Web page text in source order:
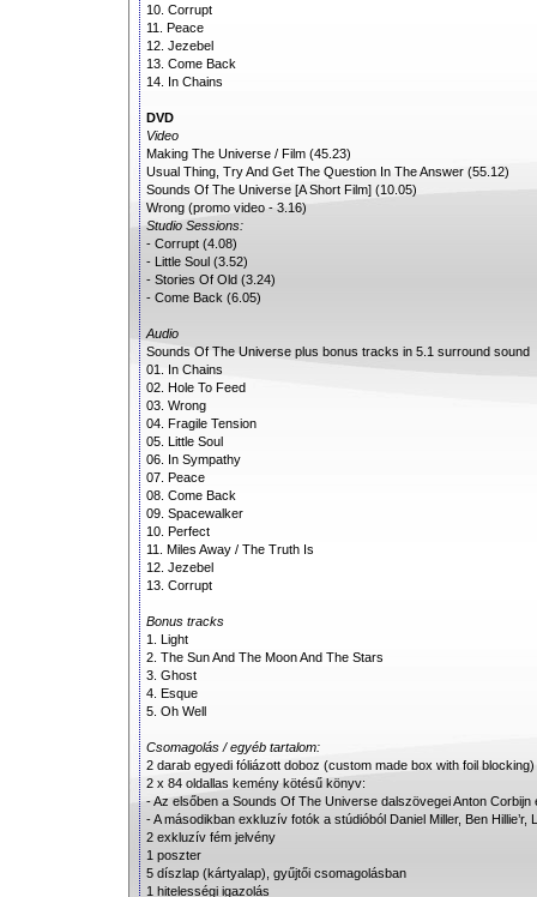
10. Corrupt
11. Peace
12. Jezebel
13. Come Back
14. In Chains
DVD
Video
Making The Universe / Film (45.23)
Usual Thing, Try And Get The Question In The Answer (55.12)
Sounds Of The Universe [A Short Film] (10.05)
Wrong (promo video - 3.16)
Studio Sessions:
- Corrupt (4.08)
- Little Soul (3.52)
- Stories Of Old (3.24)
- Come Back (6.05)
Audio
Sounds Of The Universe plus bonus tracks in 5.1 surround sound
01. In Chains
02. Hole To Feed
03. Wrong
04. Fragile Tension
05. Little Soul
06. In Sympathy
07. Peace
08. Come Back
09. Spacewalker
10. Perfect
11. Miles Away / The Truth Is
12. Jezebel
13. Corrupt
Bonus tracks
1. Light
2. The Sun And The Moon And The Stars
3. Ghost
4. Esque
5. Oh Well
Csomagolás / egyéb tartalom:
2 darab egyedi fóliázott doboz (custom made box with foil blocking)
2 x 84 oldallas kemény kötésű könyv:
- Az elsőben a Sounds Of The Universe dalszövegei Anton Corbijn
- A másodikban exkluzív fotók a stúdióból Daniel Miller, Ben
2 exkluzív fém jelvény
1 poszter
5 díszlap (kártyalap), gyűjtői csomagolásban
1 hitelességi igazolás